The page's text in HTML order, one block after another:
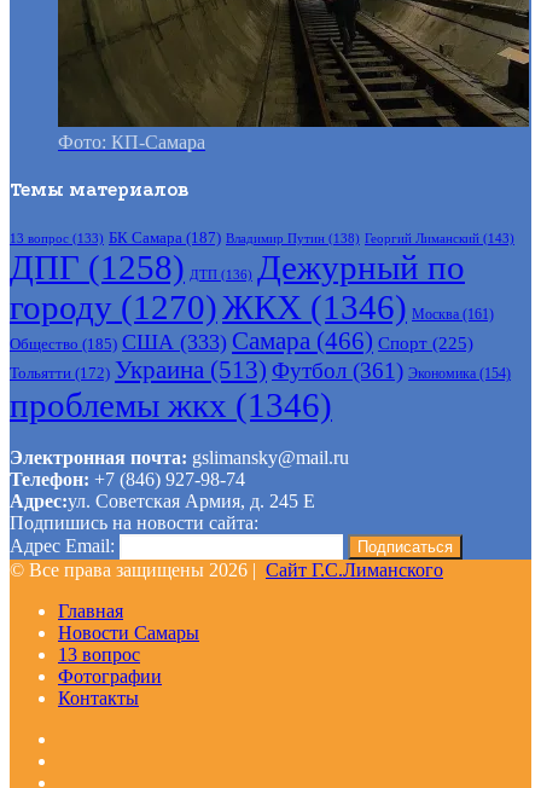
Фото: КП-Самара
Темы материалов
13 вопрос (133) БК Самара (187) Владимир Путин (138) Георгий Лиманский (143)
ДПГ (1258) ДТП (136) Дежурный по
городу (1270)ЖКХ (1346) Москва (161)
Общество (185) США (333) Самара (466) Спорт (225)
Тольятти (172) Украина (513) Футбол (361) Экономика (154)
проблемы жкх (1346)
Электронная почта: gslimansky@mail.ru
Телефон: +7 (846) 927-98-74
Адрес:ул. Советская Армия, д. 245 Е
Подпишись на новости сайта:
Адрес Email:
© Все права защищены 2026 | Сайт Г.С.Лиманского
Главная
Новости Самары
13 вопрос
Фотографии
Контакты